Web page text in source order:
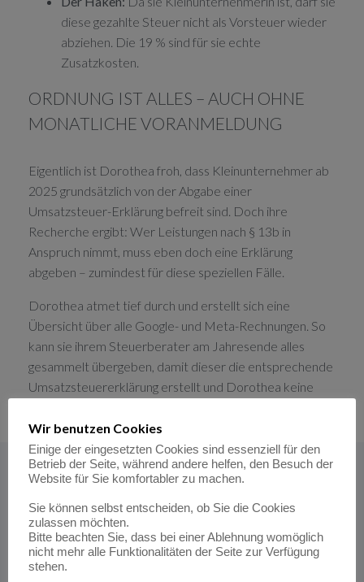
diese gezahlte Steuer nicht als Vorsteuer wieder
abziehen. Die 19 % sind für sie echte
Zusatzkosten.
ORDNUNG IST ALLES – AUCH OHNE
MONATLICHE VORANMELDUNG
Eigentlich ist Dorothea froh, dass Kleinunternehmer ab
2025 grundsätzlich von der Abgabe einer
Umsatzsteuer-Erklärung befreit sind. Doch ihre
Recherche ergibt: Wer Leistungen nach § 13b in
Anspruch nimmt, muss eben doch eine Erklärung
abgeben – zumindest für diese speziellen Fälle.
Dorothea atmet tief durch und erstellt sich eine
Übersicht über alle Google- und Meta-Rechnungen. So
kann sie ihrem Steuerberater am Jahresende alles
gesammelt übergeben, damit dieser die entsprechende
Umsatzsteuererklärung erstellt und Dorothea keine
Überraschungen! Dorothea ist stolz, dass sie die
„Reverse-Charge-Falle“ rechtzeitig erkannt hat.
Mal schauen, wie es für Dorothea weitergeht, wenn sie
Wir benutzen Cookies
Einige der eingesetzten Cookies sind essenziell für den
Betrieb der Seite, während andere helfen, den Besuch der
Website für Sie komfortabler zu machen.
Sie können selbst entscheiden, ob Sie die Cookies
zulassen möchten.
Bitte beachten Sie, dass bei einer Ablehnung womöglich
nicht mehr alle Funktionalitäten der Seite zur Verfügung
stehen.